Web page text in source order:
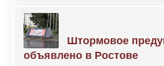
Штормовое
объявлено в Ростове